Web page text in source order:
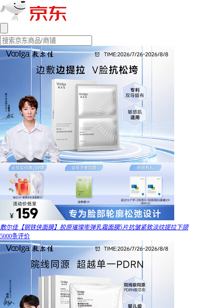
敷尔佳【钢铁侠面膜】胶原璀璨嘭弹乳霜面膜5片抗皱紧致淡纹提拉下颌
5000条评价